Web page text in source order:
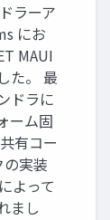
ラーア
にお
MAUI
た。 最
ドラに
ーム固
有コー
実装
よって
まし